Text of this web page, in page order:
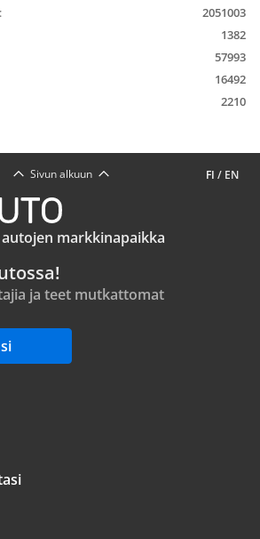
2051003
1382
57993
16492
2210
FI / EN
Sivun alkuun
markkinapaikka
ja teet mutkattomat